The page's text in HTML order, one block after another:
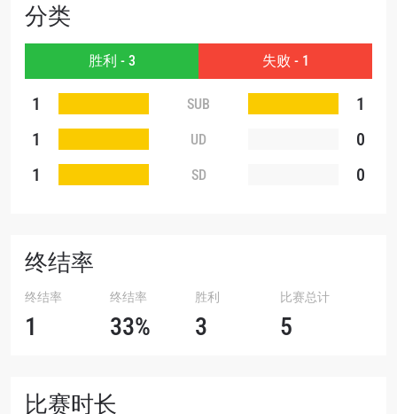
分类
胜利 - 3 失败 - 1
1 SUB
1
1
UD
0
1
SD 0
终结率
终结率
1
终结率
33%
胜利
3
比赛总计
5
比赛时长
提交此表格签署弹出免责声明，即表示您同意我们
的隐私政策，我们将收集、使用和披露您的信息。
您可以随时取消订阅这些信息。